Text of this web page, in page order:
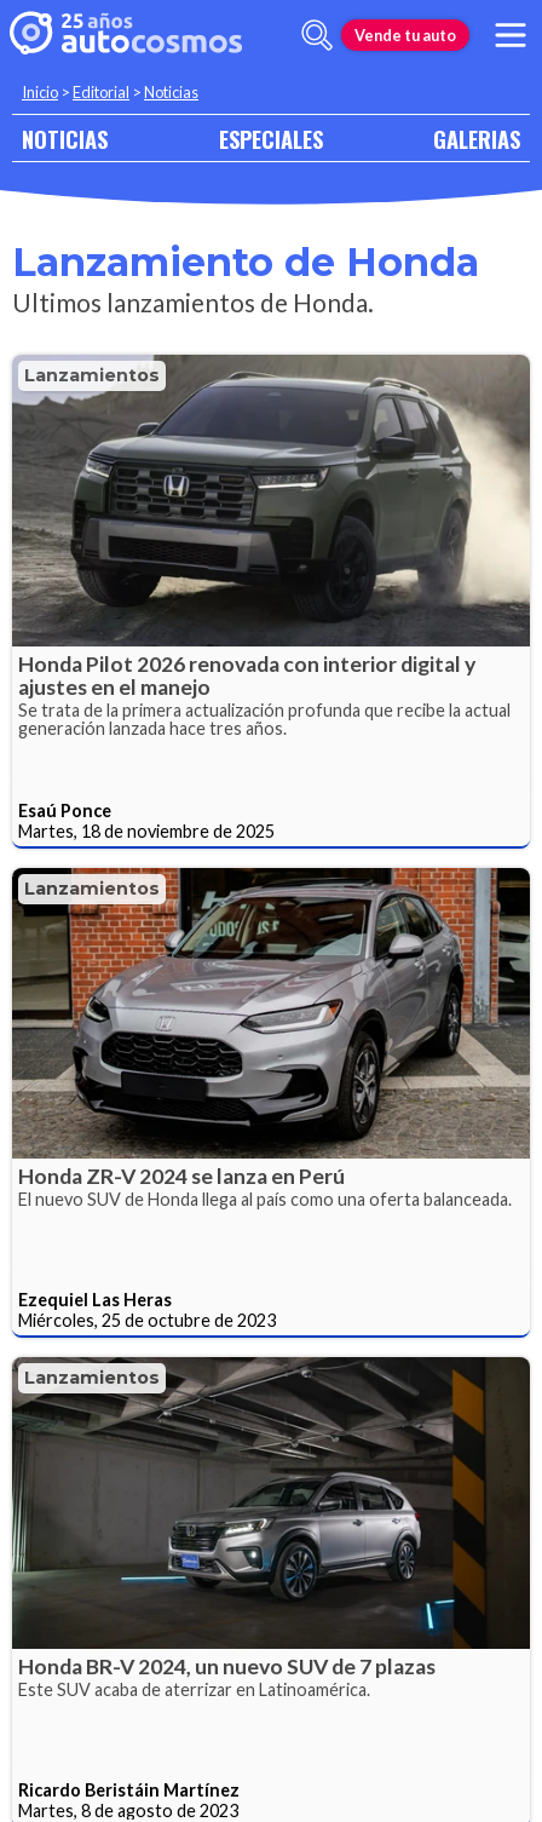
Vende tu auto
Inicio >Editorial >Noticias
NOTICIAS ESPECIALES GALERIAS
Lanzamiento de Honda
Ultimos lanzamientos de Honda.
Lanzamientos
Honda Pilot 2026 renovada con interior digital y
ajustes en el manejo
Se trata de la primera actualización profunda que recibe la actual
generación lanzada hace tres años.
Esaú Ponce
Martes, 18 de noviembre de 2025
Lanzamientos
Honda ZR-V 2024 se lanza en Perú
El nuevo SUV de Honda llega al país como una oferta balanceada.
Ezequiel Las Heras
Miércoles, 25 de octubre de 2023
Lanzamientos
Honda BR-V 2024, un nuevo SUV de 7 plazas
Este SUV acaba de aterrizar en Latinoamérica.
Ricardo Beristáin Martínez
Martes, 8 de agosto de 2023